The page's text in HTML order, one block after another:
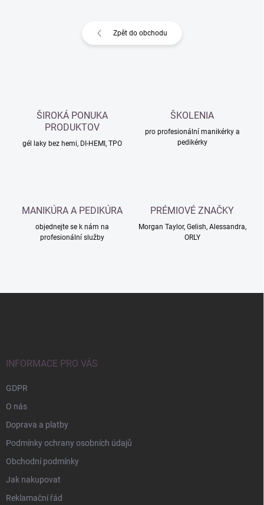
Zpět do obchodu
ŠIROKÁ PONUKA
PRODUKTOV
gél laky bez hemi, DI-HEMI, TPO
ŠKOLENIA
pro profesionální manikérky a
pedikérky
MANIKÚRA A PEDIKÚRA
objednejte se k nám na
profesionální služby
PRÉMIOVÉ ZNAČKY
Morgan Taylor, Gelish, Alessandra,
ORLY
INFORMACE PRO VÁS
GDPR
O nás
Doprava a platby
Podmínky ochrany osobních údajů
Obchodní podmínky
Jak nakupovat
Reklamační řád